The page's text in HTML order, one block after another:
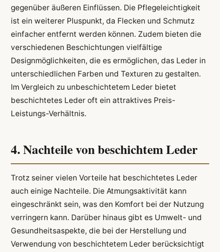
gegenüber äußeren Einflüssen. Die Pflegeleichtigkeit
ist ein weiterer Pluspunkt, da Flecken und Schmutz
einfacher entfernt werden können. Zudem bieten die
verschiedenen Beschichtungen vielfältige
Designmöglichkeiten, die es ermöglichen, das Leder in
unterschiedlichen Farben und Texturen zu gestalten.
Im Vergleich zu unbeschichtetem Leder bietet
beschichtetes Leder oft ein attraktives Preis-
Leistungs-Verhältnis.
4. Nachteile von beschichtem Leder
Trotz seiner vielen Vorteile hat beschichtetes Leder
auch einige Nachteile. Die Atmungsaktivität kann
eingeschränkt sein, was den Komfort bei der Nutzung
verringern kann. Darüber hinaus gibt es Umwelt- und
Gesundheitsaspekte, die bei der Herstellung und
Verwendung von beschichtetem Leder berücksichtigt